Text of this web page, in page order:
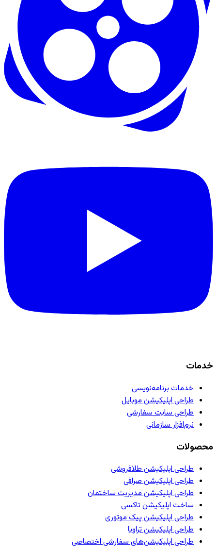
خدمات
خدمات برنامه‌نویسی
طراحی اپلیکیشن موبایل
طراحی سایت سفارشی
نرم‌افزار سازمانی
محصولات
طراحی اپلیکیشن طلافروشی
طراحی اپلیکیشن صرافی
طراحی اپلیکیشن مدیریت ساختمان
ساخت اپلیکیشن تاکسی
طراحی اپلیکیشن پیک موتوری
طراحی اپلیکیشن تراویا
طراحی اپلیکیشن‌های سفارشی اختصاصی